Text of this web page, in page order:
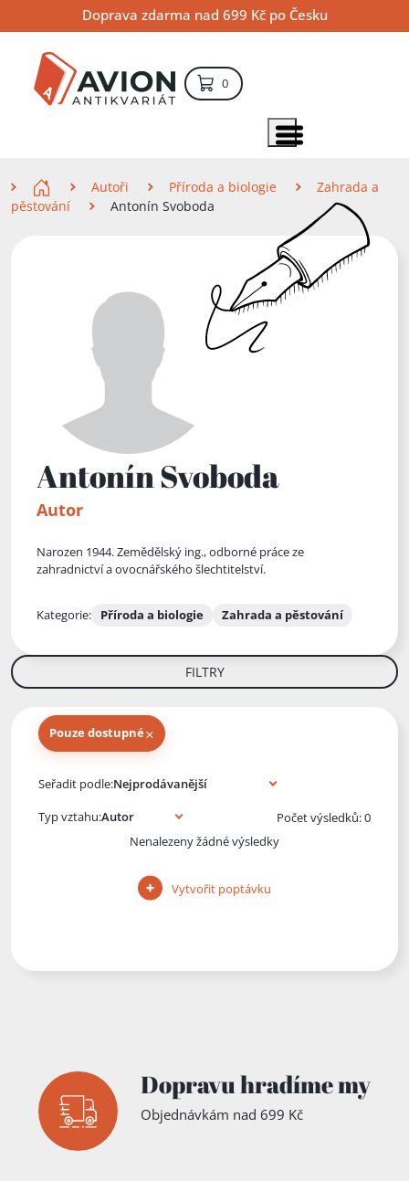
na
obsah
na
navigaci
na
vyhledávání
Doprava zdarma nad 699 Kč po Česku
0položek – košík
Zobrazit položky menu
Autoři Příroda a biologie
Zahrada a
pěstování
Antonín Svoboda
Antonín Svoboda
Autor
Narozen 1944. Zemědělský ing., odborné práce ze
zahradnictví a ovocnářského šlechtitelství.
Kategorie: Příroda a biologie Zahrada a pěstování
FILTRY
Pouze dostupné×
Seřadit podle:
Typ vztahu:
Počet výsledků: 0
Nenalezeny žádné výsledky
Vytvořit poptávku
Dopravu hradíme my
Objednávkám nad 699 Kč